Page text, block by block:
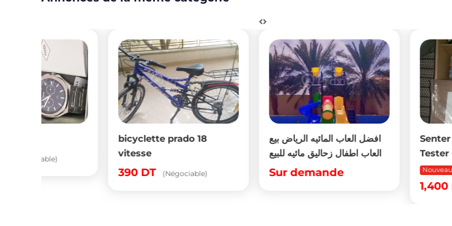
bicyclette prado 18
(Négociable)
افضل العاب المائيه الرياض بيع
العاب اطفال زحاليق مائيه للبيع
Sur demande
Senter ST332B
Tester